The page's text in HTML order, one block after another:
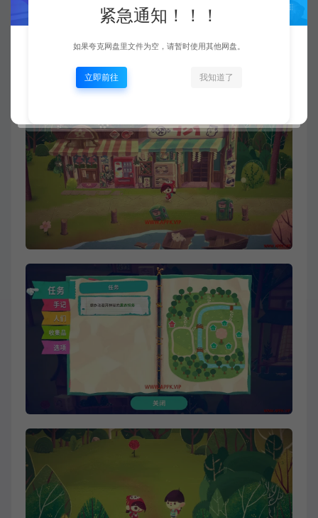
紧急通知！！！
如果夸克网盘里文件为空，请暂时使用其他网盘。
立即前往 我知道了